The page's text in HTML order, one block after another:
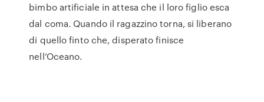
bimbo artificiale in attesa che il loro figlio esca
dal coma. Quando il ragazzino torna, si liberano
di quello finto che, disperato finisce
nell’Oceano.